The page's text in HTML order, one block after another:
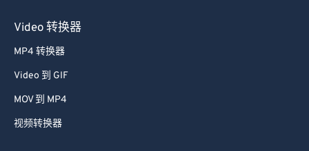
Video 转换器
MP4 转换器
Video 到 GIF
MOV 到 MP4
视频转换器